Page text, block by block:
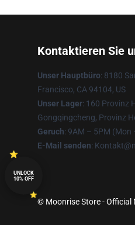
Kontaktieren Sie
Unser Hauptbüro: 8180
Francisco, CA 94104, US
Unser Lager: 160 Provinz
Gongqingcheng, Provinz
Geruch: 9AM – 5PM (Mon
E-Mail senden:
© Moonrise Store - Official
UNLOCK
10% OFF